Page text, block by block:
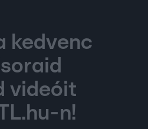
kedvenc
videóit
n!